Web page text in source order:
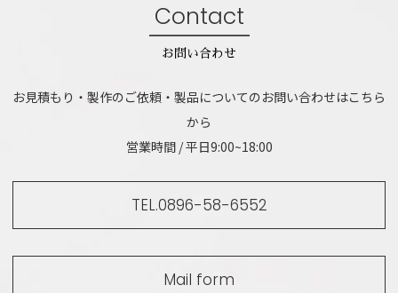
Contact
お問い合わせ
お見積もり・製作のご依頼・製品についてのお問い合わせはこちら
から
営業時間 / 平日9:00~18:00
TEL.0896-58-6552
Mail form